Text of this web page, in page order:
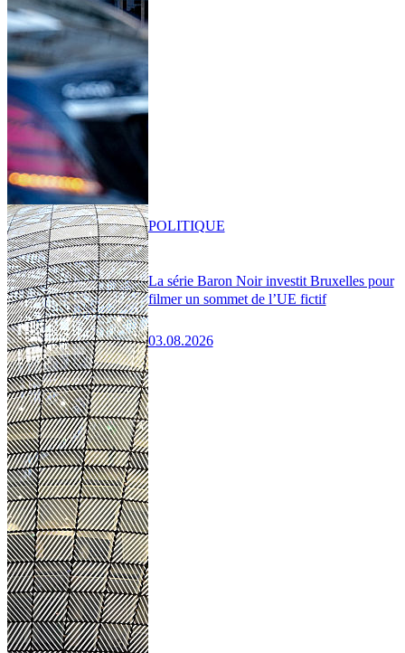
La série Baron Noir investit Bruxelles pour
filmer un sommet de l’UE fictif
03.08.2026
POLITIQUE